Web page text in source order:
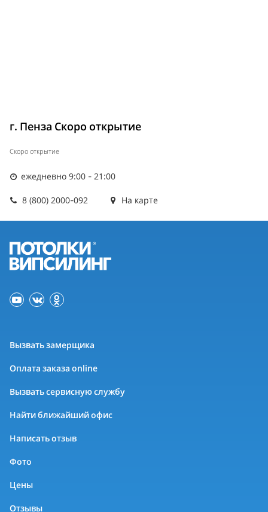
г. Пенза Скоро открытие
Скоро открытие
ежедневно 9:00 - 21:00
8 (800) 2000-092 На карте
Вызвать замерщика
Оплата заказа online
Вызвать сервисную службу
Найти ближайший офис
Написать отзыв
Фото
Цены
Отзывы